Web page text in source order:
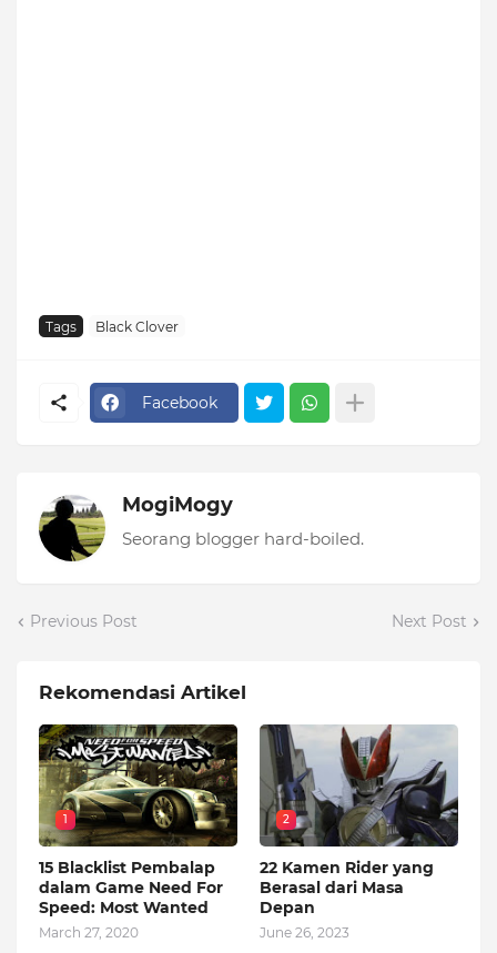
Tags Black Clover
Facebook
MogiMogy
Seorang blogger hard-boiled.
Previous Post Next Post
Rekomendasi Artikel
1
15 Blacklist Pembalap
dalam Game Need For
Speed: Most Wanted
March 27, 2020
2
22 Kamen Rider yang
Berasal dari Masa
Depan
June 26, 2023